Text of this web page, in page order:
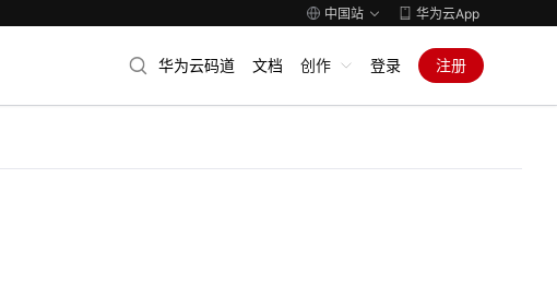
中国站 华为云App
华为云码道 文档 创作 登录 注册